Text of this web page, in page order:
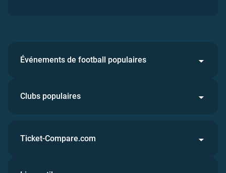
Événements de football populaires
Clubs populaires
Ticket-Compare.com